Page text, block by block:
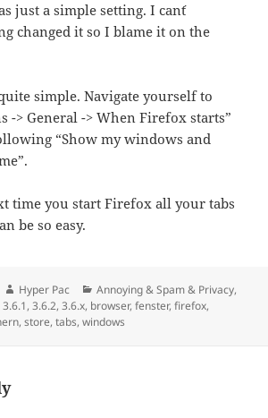
just a simple setting. I can´t
changed it so I blame it on the
simple. Navigate yourself to
-> General -> When Firefox starts”
“Show my windows and
time you start Firefox all your tabs
be so easy.
Author
Hyper Pac Categories
Annoying & Spam & Privacy,
Tags
3.6.1,3.6.2,3.6.x, browser,fenster,firefox,
,store,tabs,windows